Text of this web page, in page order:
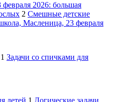
2026: большая
2 Смешные детские
Масленица, 23 февраля
1 Задачи со спичками для